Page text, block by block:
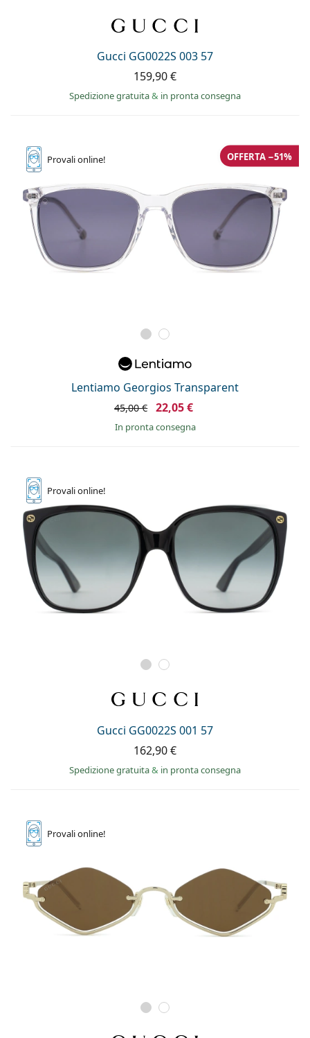
Gucci GG0022S 003 57
159,90 €
Spedizione gratuita& in pronta consegna
Provalionline!
Lentiamo Georgios Transparent
OFFERTA −51%
45,00 € 22,05 €
in pronta consegna
Provalionline!
Gucci GG0022S 001 57
162,90 €
Spedizione gratuita& in pronta consegna
Provalionline!